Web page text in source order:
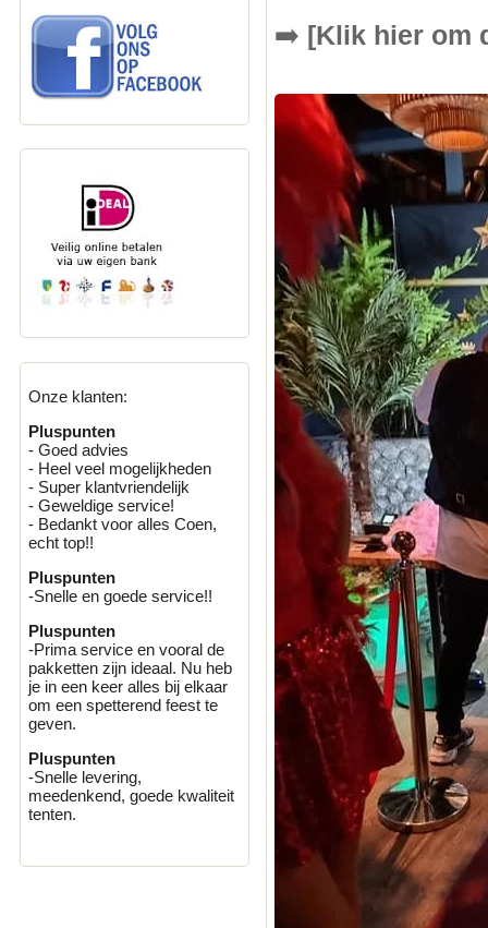
Onze klanten:
Pluspunten
- Goed advies
- Heel veel mogelijkheden
- Super klantvriendelijk
- Geweldige service!
- Bedankt voor alles Coen,
echt top!!
Pluspunten
-Snelle en goede service!!
Pluspunten
-Prima service en vooral de
pakketten zijn ideaal. Nu heb
je in een keer alles bij elkaar
om een spetterend feest te
geven.
Pluspunten
-Snelle levering,
meedenkend, goede kwaliteit
tenten.
➡️ [Klik hier om